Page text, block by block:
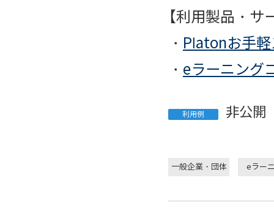
【利用製品・サ
・ Platonお手
・ eラーニング
利用例 非公開
一般企業・団体 eラー